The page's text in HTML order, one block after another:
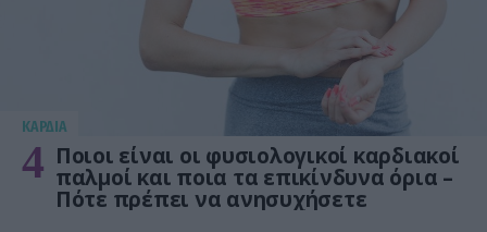
KΑΡΔΙΑ
4 Ποιοι είναι οι φυσιολογικοί καρδιακοί
παλμοί και ποια τα επικίνδυνα όρια –
Πότε πρέπει να ανησυχήσετε